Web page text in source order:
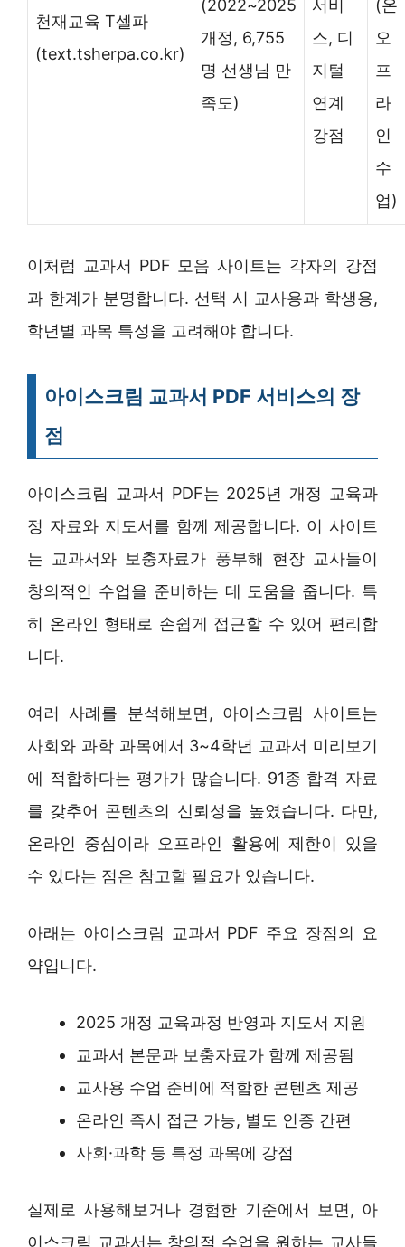
천재교육 T셀파
(text.tsherpa.co.kr)
(2022~2025
개정, 6,755
명 선생님 만
족도)
서비
스, 디
지털
연계
강점
(온
오
프
라
인
수
업)
이처럼 교과서 PDF 모음 사이트는 각자의 강점
과 한계가 분명합니다. 선택 시 교사용과 학생용,
학년별 과목 특성을 고려해야 합니다.
아이스크림 교과서 PDF 서비스의 장
점
아이스크림 교과서 PDF는 2025년 개정 교육과
정 자료와 지도서를 함께 제공합니다. 이 사이트
는 교과서와 보충자료가 풍부해 현장 교사들이
창의적인 수업을 준비하는 데 도움을 줍니다. 특
히 온라인 형태로 손쉽게 접근할 수 있어 편리합
니다.
여러 사례를 분석해보면, 아이스크림 사이트는
사회와 과학 과목에서 3~4학년 교과서 미리보기
에 적합하다는 평가가 많습니다. 91종 합격 자료
를 갖추어 콘텐츠의 신뢰성을 높였습니다. 다만,
온라인 중심이라 오프라인 활용에 제한이 있을
수 있다는 점은 참고할 필요가 있습니다.
아래는 아이스크림 교과서 PDF 주요 장점의 요
약입니다.
2025 개정 교육과정 반영과 지도서 지원
교과서 본문과 보충자료가 함께 제공됨
교사용 수업 준비에 적합한 콘텐츠 제공
온라인 즉시 접근 가능, 별도 인증 간편
사회·과학 등 특정 과목에 강점
실제로 사용해보거나 경험한 기준에서 보면, 아
이스크림 교과서는 창의적 수업을 원하는 교사들